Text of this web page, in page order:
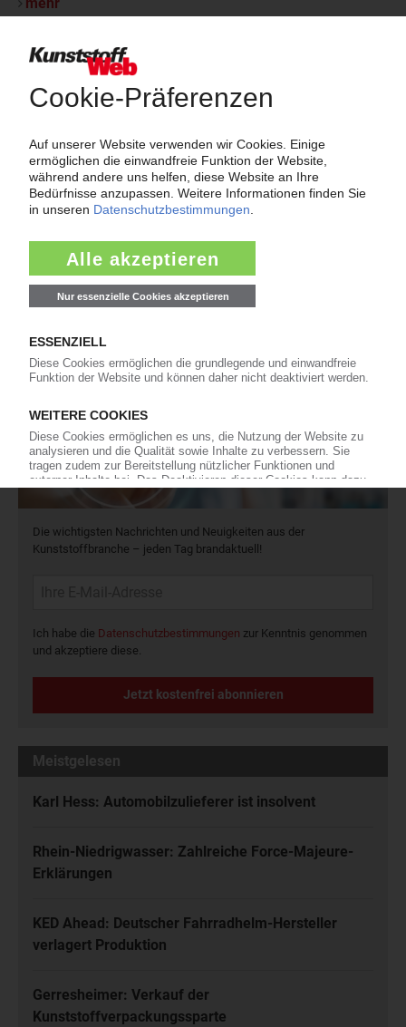
Thema "Force Majeure"
Force Majeure in der Kunststoffindustrie
Themenkomplex Force Majeure, Corona und Kunststoff-
Preisentwicklung sowie Tipps für die Praxis.
Newsletter
Die wichtigsten Nachrichten und Neuigkeiten aus der
Kunststoffbranche – jeden Tag brandaktuell!
Ich habe die Datenschutzbestimmungen zur Kenntnis genommen
und akzeptiere diese.
Jetzt kostenfrei abonnieren
Meistgelesen
Karl Hess: Automobilzulieferer ist insolvent
Rhein-Niedrigwasser: Zahlreiche Force-Majeure-
Erklärungen
KED Ahead: Deutscher Fahrradhelm-Hersteller
verlagert Produktion
Gerresheimer: Verkauf der
Kunststoffverpackungssparte